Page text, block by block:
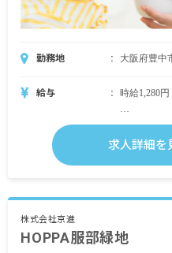
勤務地 大阪府豊中
給与 時給1,280円
＜別途支給
■交通費支
※契約期間
求人詳細を
株式会社京進
HOPPA服部緑地